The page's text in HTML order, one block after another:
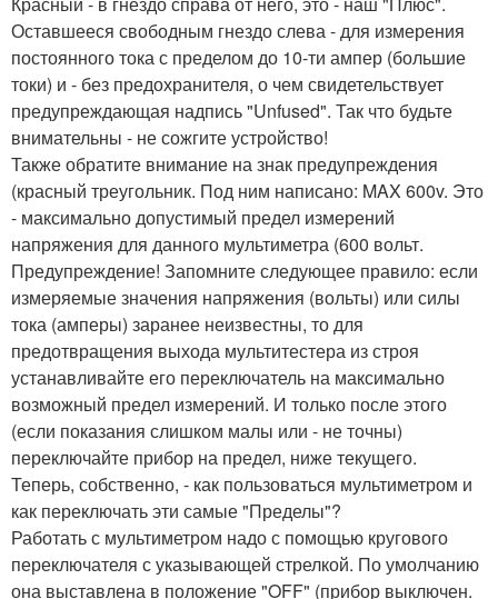
Оставшееся свободным гнездо слева - для измерения
постоянного тока с пределом до 10-ти ампер (большие
токи) и - без предохранителя, о чем свидетельствует
предупреждающая надпись "Unfused". Так что будьте
внимательны - не сожгите устройство!
Также обратите внимание на знак предупреждения
(красный треугольник. Под ним написано: MAX 600v. Это
- максимально допустимый предел измерений
напряжения для данного мультиметра (600 вольт.
Предупреждение! Запомните следующее правило: если
измеряемые значения напряжения (вольты) или силы
тока (амперы) заранее неизвестны, то для
предотвращения выхода мультитестера из строя
устанавливайте его переключатель на максимально
возможный предел измерений. И только после этого
(если показания слишком малы или - не точны)
переключайте прибор на предел, ниже текущего.
Теперь, собственно, - как пользоваться мультиметром и
как переключать эти самые "Пределы"?
Работать с мультиметром надо с помощью кругового
переключателя с указывающей стрелкой. По умолчанию
она выставлена в положение "OFF" (прибор выключен.